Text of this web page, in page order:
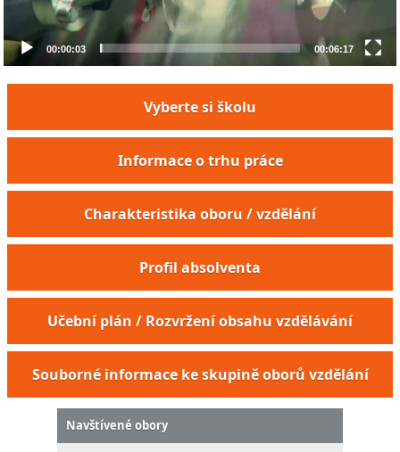
00:00:03 00:06:17
Vyberte si školu
Informace o trhu práce
Charakteristika oboru / vzdělání
Profil absolventa
Učební plán / Rozvržení obsahu vzdělávání
Souborné informace ke skupině oborů vzdělání
Navštívené obory
Horník kombajnér rubání a ražení
Horník předák rubání a ražení
Horník v ostatních činnostech v dole
Řidič důlní kolejové lokomotivy
Řidič závěsné lokomotivy v dole